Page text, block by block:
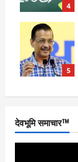
4
5
देवभूमि समाचार™